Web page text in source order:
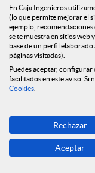
R
e
d
e
la
En Caja Ingenieros
(lo que permite mejorar el
ejemplo, recomendaciones
se te muestra en sitios web
base de un perfil
páginas visitadas).
Puedes aceptar,
facilitados en este aviso. Si
Cookies
Rechazar
Aceptar